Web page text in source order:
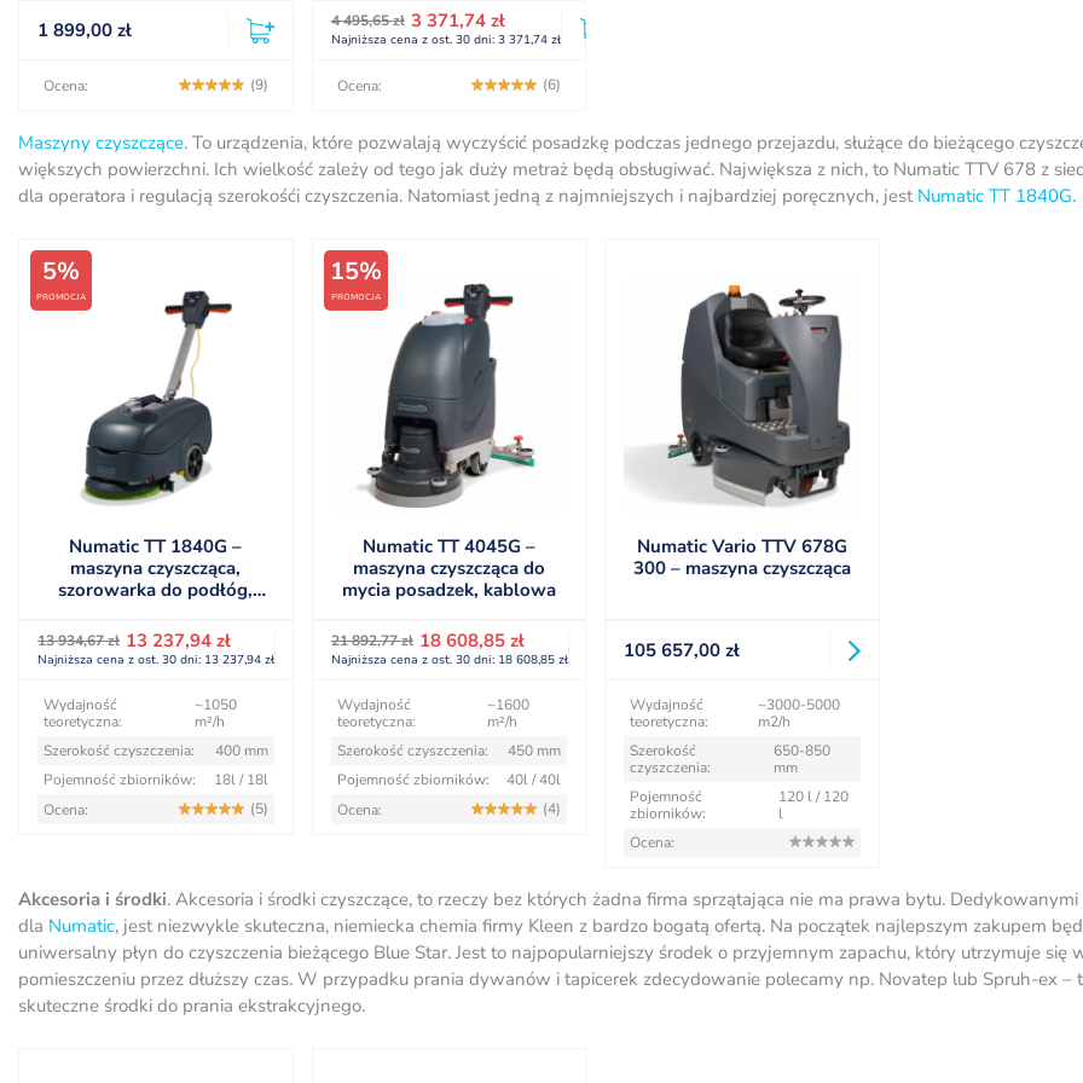
1 899,00 zł
Ocena: (9)
4 495,65zł
Pierwotna
cena
4 495,65 zł.
3 371,74 zł
Aktualna
cena
3 371,74 zł.
Najniższa cena z ost. 30 dni: 3 371,74 zł
Ocena: (6)
Maszyny czyszczące. To urządzenia, które pozwalają wyczyścić posadzkę podczas jednego przejazdu, służące do bieżącego
większych powierzchni. Ich wielkość zależy od tego jak duży metraż będą obsługiwać. Największa z nich, to Numatic TTV 678 z
dla operatora i regulacją szerokośći czyszczenia. Natomiast jedną z najmniejszych i najbardziej poręcznych, jest Numatic TT 1840G.
5%
PROMOCJA
Numatic TT 1840G –
maszyna czyszcząca,
szorowarka do podłóg,
13 934,67zł
Pierwotna
cena
13 934,67 zł.
13 237,94 zł
Aktualna
cena
13 237,94 zł.
Najniższa cena z ost. 30 dni: 13 237,94 zł
Wydajność
teoretyczna:
~1050
m²/h
Szerokość czyszczenia:
400 mm
Pojemność zbiorników:
18l / 18l
Ocena:
(5)
15%
PROMOCJA
Numatic TT 4045G –
maszyna czyszcząca do
mycia posadzek, kablowa
21 892,77zł
Pierwotna
cena
21 892,77 zł.
18 608,85 zł
Aktualna
cena
18 608,85 zł.
Najniższa cena z ost. 30 dni: 18 608,85 zł
Wydajność
teoretyczna:
~1600
m²/h
Szerokość czyszczenia:
450 mm
Pojemność zbiorników:
40l / 40l
Ocena:
(4)
Numatic Vario TTV 678G
300 – maszyna czyszcząca
105 657,00zł
Wydajność
teoretyczna:
~3000-5000
m2/h
Szerokość
czyszczenia:
650-850
mm
Pojemność
zbiorników:
120 l / 120
l
Ocena:
Akcesoria i środki. Akcesoria i środki czyszczące, to rzeczy bez których żadna firma sprzątająca nie ma prawa bytu.
dla Numatic, jest niezwykle skuteczna, niemiecka chemia firmy Kleen z bardzo bogatą ofertą. Na początek najlepszym zakupem
uniwersalny płyn do czyszczenia bieżącego Blue Star. Jest to najpopularniejszy środek o przyjemnym zapachu, który utrzymuje się
pomieszczeniu przez dłuższy czas. W przypadku prania dywanów i tapicerek zdecydowanie polecamy np. Novatep lub Spruh-ex –
skuteczne środki do prania ekstrakcyjnego.